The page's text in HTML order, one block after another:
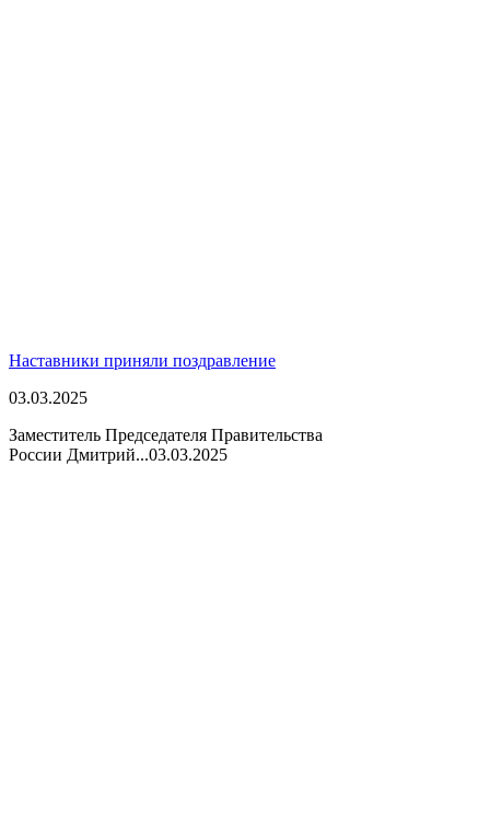
Наставники приняли поздравление
03.03.2025
Заместитель Председателя Правительства
России Дмитрий...03.03.2025